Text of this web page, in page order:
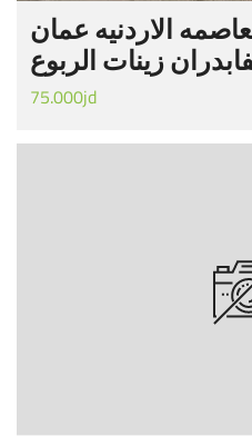
الاردنيه عمان
زينات الربوع
75.000jd